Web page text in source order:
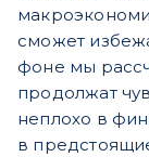
сможет
фоне мы
продолжат
неплохо в
в